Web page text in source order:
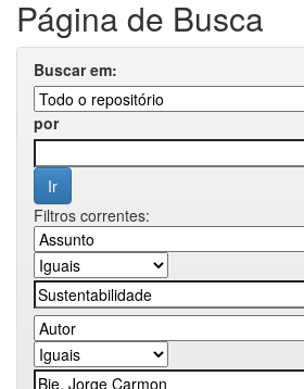
Página de Busca
Buscar em:
por
Filtros correntes: